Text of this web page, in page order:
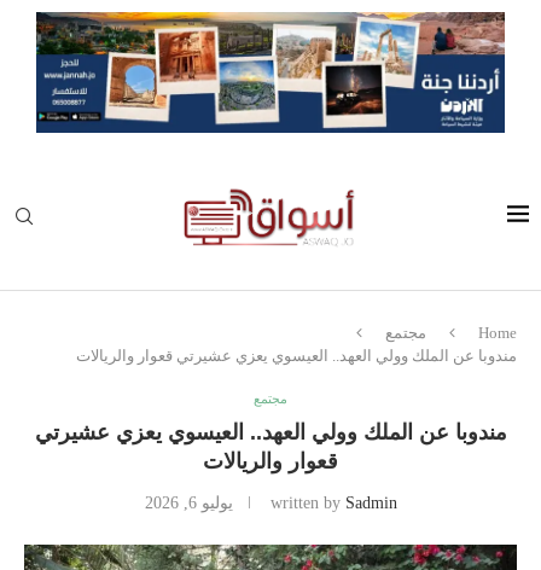
Home
مجتمع
مندوبا عن الملك وولي العهد.. العيسوي يعزي عشيرتي قعوار والريالات
مجتمع
مندوبا عن الملك وولي العهد.. العيسوي يعزي عشيرتي
قعوار والريالات
written by Sadmin يوليو 6, 2026